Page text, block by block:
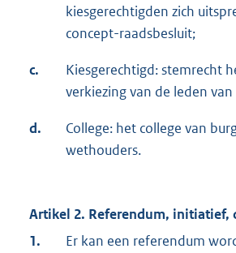
kiesgerechtigden zich
concept-raadsbesluit;
c.
Kiesgerechtigd: stemrecht
verkiezing van de leden
d.
College: het college van
wethouders.
Artikel 2. Referendum, initiatief,
1.
Er kan een referendum